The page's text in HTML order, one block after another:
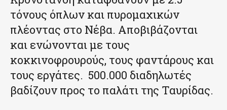
τόνους όπλων και πυρομαχικών
πλέοντας στο Νέβα. Αποβιβάζονται
και ενώνονται με τους
κοκκινοφρουρούς, τους φαντάρους και
τους εργάτες. 500.000 διαδηλωτές
βαδίζουν προς το παλάτι της Ταυρίδας.